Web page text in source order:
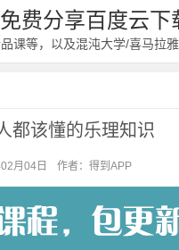
费分享百度云下
课等，以及混沌大学/喜马拉
都该懂的乐理知识
月04日 作者：得到APP